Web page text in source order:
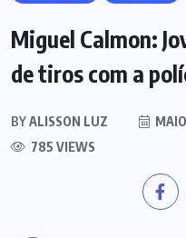
Miguel Calmon:
de tiros com a
BYALISSON LUZ
785 VIEWS